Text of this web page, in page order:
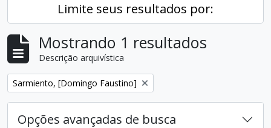
Limite seus resultados por:
Mostrando 1 resultados
Descrição arquivística
Remover filtro:
Sarmiento, [Domingo Faustino]
Opções avançadas de busca